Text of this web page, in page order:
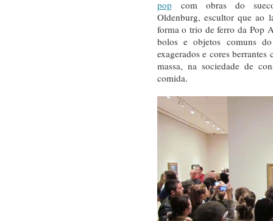
pop com obras do sueco
Oldenburg, escultor que ao
forma o trio de ferro da Pop
bolos e objetos comuns
exagerados e cores
massa, na sociedade de
comida.